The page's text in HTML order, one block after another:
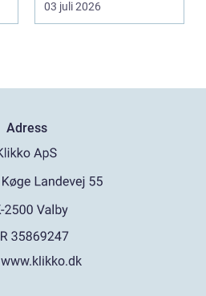
03 juli 2026
Adress
www.klikko.dk